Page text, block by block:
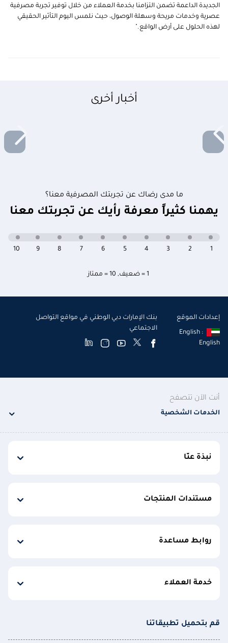
الجديدة الداعمة تضمن التزامنا بخدمة العملاء من خلال توفير تجربة مصرفية
عصرية وخدمات مريحة وسهلة الوصول، حيث نلمس اليوم التأثير الحقيقي
لهذه الحلول على أرض الواقع."
أخبار أخرى
ما مدى رضاك عن تجربتك المصرفية معنا؟
يهمنا كثيراً معرفة رأيك عن تجربتك معنا
1 = ضعيف , 10 = ممتاز
10 9 8 7 6 5 4 3 2 1
إعدادات الموقع
English :
English
بنك الإمارات دبي الوطني في مواقع التواصل
الاجتماعي
أنت الآن تتصفح
الخدمات الشخصية
نبذة عنّا
مستندات المنتجات
روابط مساعدة
خدمة العملاء
قم بتحميل تطبيقاتنا